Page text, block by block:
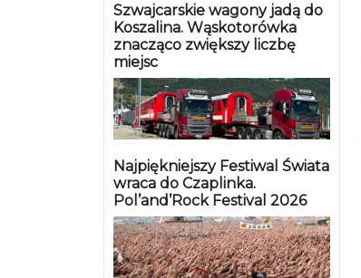
Szwajcarskie wagony jadą do
Koszalina. Wąskotorówka
znacząco zwiększy liczbę
miejsc
Najpiękniejszy Festiwal Świata
wraca do Czaplinka.
Pol’and’Rock Festival 2026